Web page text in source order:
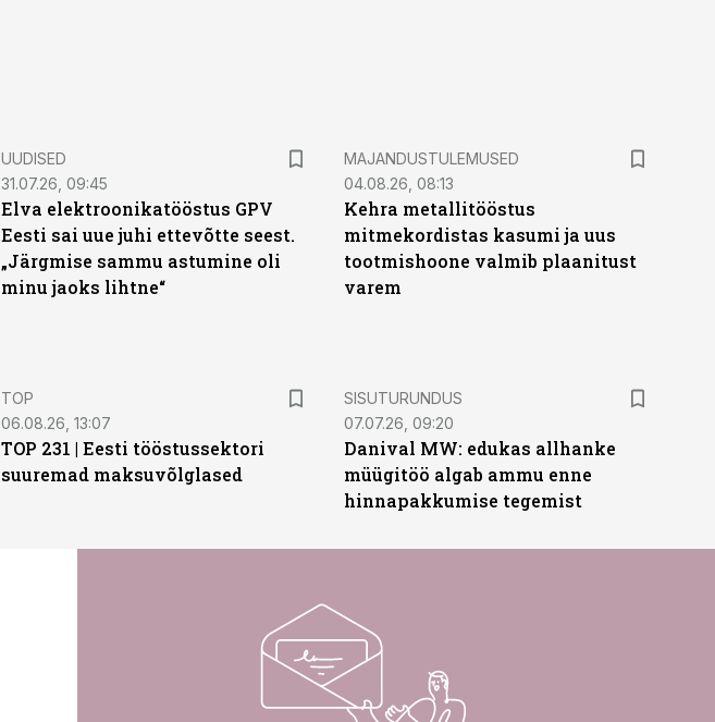
UUDISED
31.07.26, 09:45
Elva elektroonikatööstus GPV
Eesti sai uue juhi ettevõtte seest.
„Järgmise sammu astumine oli
minu jaoks lihtne“
MAJANDUSTULEMUSED
04.08.26, 08:13
Kehra metallitööstus
mitmekordistas kasumi ja uus
tootmishoone valmib plaanitust
varem
TOP
06.08.26, 13:07
TOP 231 | Eesti tööstussektori
suuremad maksuvõlglased
ST
SISUTURUNDUS
07.07.26, 09:20
Danival MW: edukas allhanke
müügitöö algab ammu enne
hinnapakkumise tegemist